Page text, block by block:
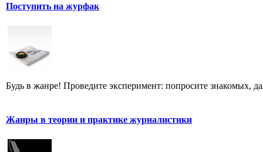
Поступить на журфак
Будь в жанре! Проведите эксперимент: попросите знакомых,
Жанры в теории и практике журналистики